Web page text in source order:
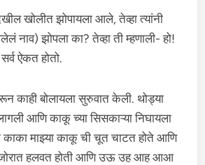
खोलीत झोपायला आले, तेव्हा त्यांनी
नाव) झोपला का? तेव्हा ती म्हणाली- हो!
ऐकत होतो.
काही बोलायला सुरुवात केली. थोड्या
आणि काकू च्या सिसकाऱ्या निघायला
काका माझ्या काकू ची चूत चाटत होते आणि
हलवत होती आणि उऊ उह आह आआ